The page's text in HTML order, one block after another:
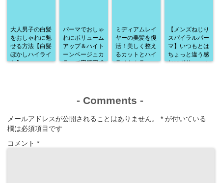
大人男子の白髪
をおしゃれに魅
せる方法【白髪
ぼかしハイライ
ト】
パーマでおしゃ
れにボリューム
アップ＆ハイト
ーンベージュカ
ラーで完璧完成
ミディアムレイ
ヤーの美髪を復
活！美しく整え
るカットとハイ
ライトカラー
【メンズねじり
スパイラルパー
マ】いつもとは
ちょっと違う感
じにボリューム
- Comments -
メールアドレスが公開されることはありません。 * が付いている
欄は必須項目です
コメント *